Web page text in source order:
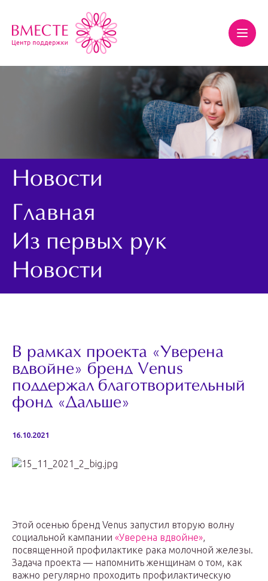
Новости
Главная
Из первых рук
Новости
В рамках проекта «Уверена
вдвойне» бренд Venus
поддержал благотворительный
фонд «Дальше»
16.10.2021
Этой осенью бренд Venus запустил вторую волну
социальной кампании «Уверена вдвойне»,
посвященной профилактике рака молочной железы.
Задача проекта — напомнить женщинам о том, как
важно регулярно проходить профилактическую